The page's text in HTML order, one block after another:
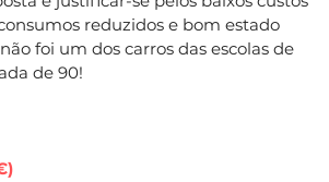
reduzidos e bom estado
foi um dos carros das escolas de
de 90!